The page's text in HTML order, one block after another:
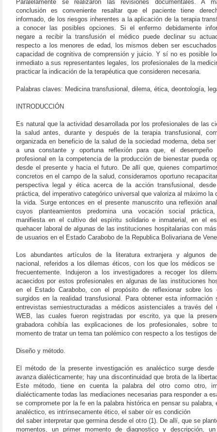
Paralelamente se realizaron las revisiones documentales. A
conclusión es conveniente resaltar que el paciente tiene
informado, de los riesgos inherentes a la aplicación de la terapia
a conocer las posibles opciones. Si el enfermo debidamente
negare a recibir la transfusión el médico puede declinar su
respecto a los menores de edad, los mismos deben ser
capacidad de cognitiva de comprensión y juicio. Y sí no es posible
inmediato a sus representantes legales, los profesionales de la
practicar la indicación de la terapéutica que consideren necesaria.
Palabras claves: Medicina transfusional, dilema, ética, deontología,
INTRODUCCIÓN
Es natural que la actividad desarrollada por los profesionales de las
la salud antes, durante y después de la terapia transfusional,
organizada en beneficio de la salud de la sociedad moderna, deba
a una constante y oportuna reflexión para que, el desempeño
profesional en la competencia de la producción de bienestar pueda
desde el presente y hacia el futuro. De allí que, quienes
concretos en el campo de la salud, consideramos oportuno
perspectiva legal y ética acerca de la acción transfusional,
práctica, del imperativo categórico universal que valoriza al máximo la
la vida. Surge entonces en el presente manuscrito una reflexión
cuyos planteamientos predomina una vocación social
manifiesta en el cultivo del espíritu solidario e inmaterial, en el
quehacer laboral de algunas de las instituciones hospitalarias con
de usuarios en el Estado Carabobo de la Republica Bolivariana de
Los abundantes artículos de la literatura extranjera y algunos
nacional, referidos a los dilemas éticos, con los que los médicos se
frecuentemente. Indujeron a los investigadores a recoger los
acaecidos por estos profesionales en algunas de las instituciones
en el Estado Carabobo, con el propósito de reflexionar sobre los
surgidos en la realidad transfusional. Para obtener esta información
entrevistas semiestructuradas a médicos asistenciales a través del
WEB, las cuales fueron registradas por escrito, ya que la
grabadora cohibía las explicaciones de los profesionales, sobre
momento de tratar un tema tan polémico con respecto a los testigos
Diseño y método.
El método de la presente investigación es analéctico surge
avanza dialécticamente; hay una discontinuidad que brota de la
Este método, tiene en cuenta la palabra del otro como otro,
dialécticamente todas las mediaciones necesarias para responder a
se compromete por la fe en la palabra histórica en pensar su palabra,
analéctico, es intrínsecamente ético, el saber oír es condición
del saber interpretar que germina desde el otro (1). De allí, que se
momentos, un primer momento de diagnostico y descripción, un